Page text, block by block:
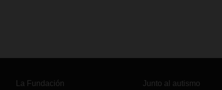
La Fundación Junto al autismo